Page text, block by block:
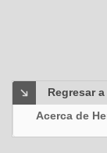
Regresar
Acerca de